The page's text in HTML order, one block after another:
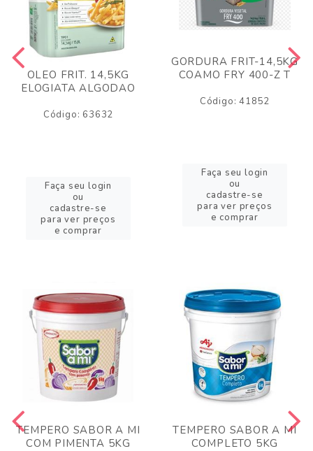
OLEO FRIT. 14,5KG
ELOGIATA ALGODAO
Código: 63632
Faça seu login
ou
cadastre-se
para ver preços
e comprar
GORDURA FRIT-14,5KG
COAMO FRY 400-Z T
Código: 41852
Faça seu login
ou
cadastre-se
para ver preços
e comprar
TEMPERO SABOR A MI
COM PIMENTA 5KG
TEMPERO SABOR A MI
COMPLETO 5KG